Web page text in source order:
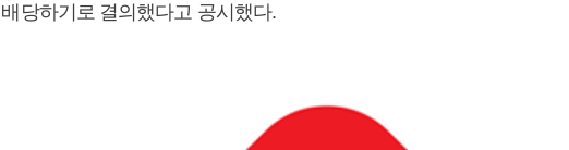
당하기로 결의했다고 공시했다.